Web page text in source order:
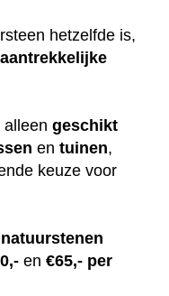
hetzelfde is,
aantrekkelijke
alleen geschikt
en tuinen,
keuze voor
natuurstenen
en €65,- per